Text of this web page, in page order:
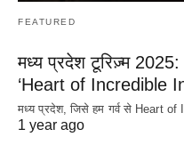
FEATURED
मध्य प्रदेश टूरिज़्म
‘Heart of Incredible
मध्य प्रदेश, जिसे हम गर्व से Heart
1 year ago